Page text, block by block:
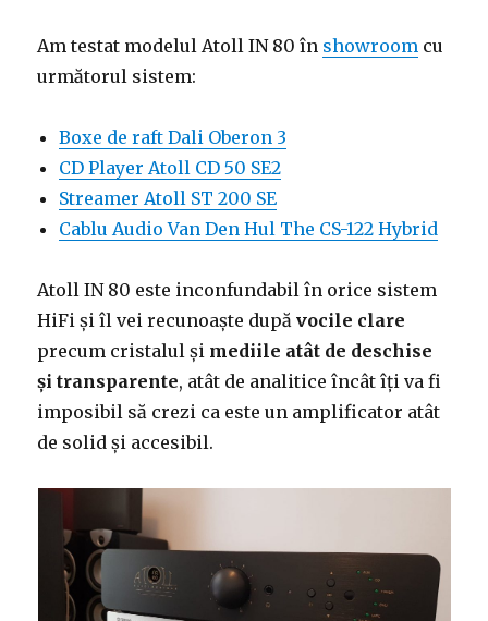
Am testat modelul Atoll IN 80 în showroom cu
următorul sistem:
Boxe de raft Dali Oberon 3
CD Player Atoll CD 50 SE2
Streamer Atoll ST 200 SE
Cablu Audio Van Den Hul The CS-122 Hybrid
Atoll IN 80 este inconfundabil în orice sistem
HiFi și îl vei recunoaște dupăvocile clare
precum cristalul și mediile atât de deschise
și transparente, atât de analitice încât îți va fi
imposibil să crezi ca este un amplificator atât
de solid și accesibil.